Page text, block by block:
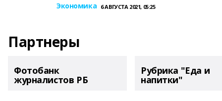
Экономика 6 АВГУСТА 2021, 05:25
Партнеры
Фотобанк
журналистов РБ
Рубрика "Еда и
напитки"